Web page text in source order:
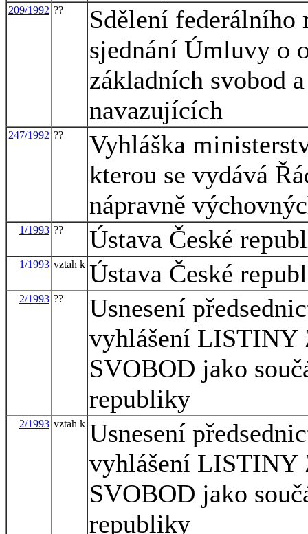
209/1992 ??
Sdělení federálního
sjednání Úmluvy o
základních svobod
navazujících
247/1992 ??
Vyhláška
kterou se vydává
nápravně
1/1993 ?? Ústava České
1/1993 vztah k Ústava České
2/1993 ??
Usnesení
vyhlášení
SVOBOD jako
republiky
2/1993 vztah k Usnesení
vyhlášení
SVOBOD jako
republiky